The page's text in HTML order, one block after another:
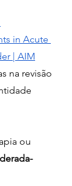
in Acute
| AIM
na revisão
ou